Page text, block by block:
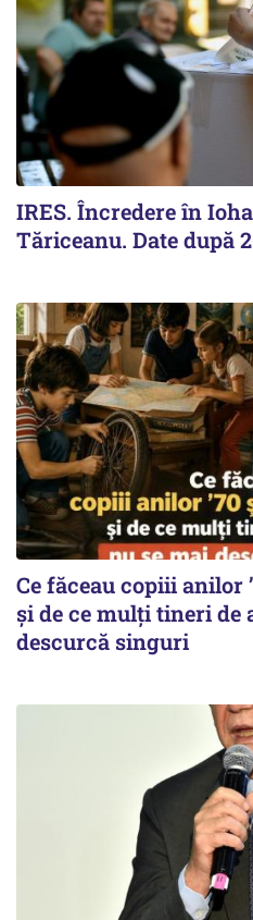
IRES. Încredere în
Tăriceanu. Date după
Ce făceau copiii anilor
și de ce mulți tineri de
descurcă singuri